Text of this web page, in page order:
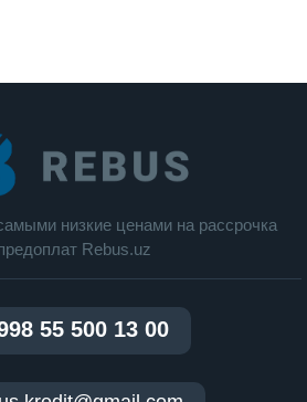
низкие ценами на рассрочка
Rebus.uz
55 500 13 00